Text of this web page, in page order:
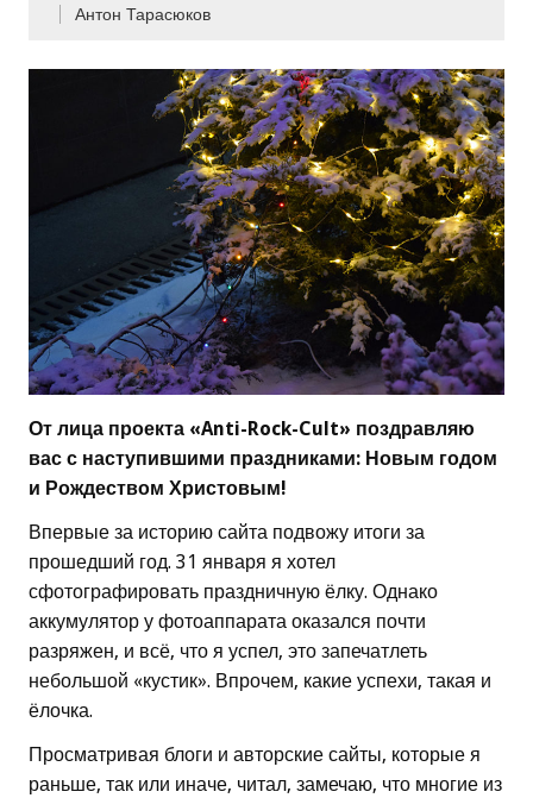
Антон Тарасюков
От лица проекта «Anti-Rock-Cult» поздравляю
вас с наступившими праздниками: Новым годом
и Рождеством Христовым!
Впервые за историю сайта подвожу итоги за
прошедший год. 31 января я хотел
сфотографировать праздничную ёлку. Однако
аккумулятор у фотоаппарата оказался почти
разряжен, и всё, что я успел, это запечатлеть
небольшой «кустик». Впрочем, какие успехи, такая и
ёлочка.
Просматривая блоги и авторские сайты, которые я
раньше, так или иначе, читал, замечаю, что многие из